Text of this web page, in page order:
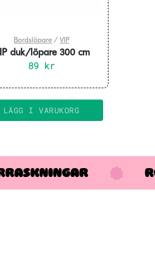
Bordslöpare / VIP
duk/löpare 300 cm
89 kr
LÄGG I VARUKORG